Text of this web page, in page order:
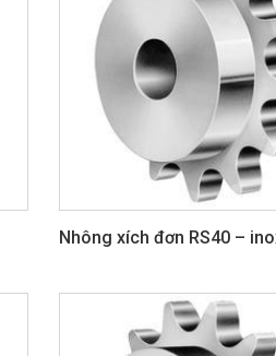
Nhông xích đơn RS40 –